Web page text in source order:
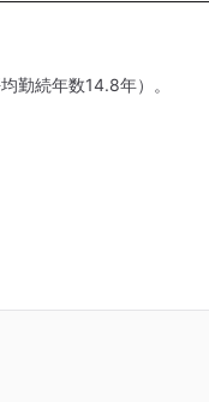
勤続年数14.8年）。